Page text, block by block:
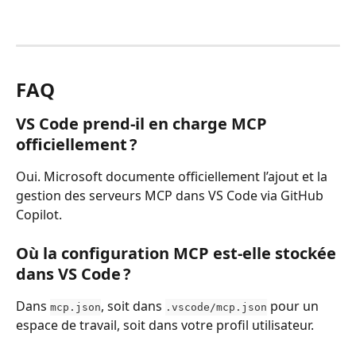
FAQ
VS Code prend-il en charge MCP
officiellement ?
Oui. Microsoft documente officiellement l’ajout et la
gestion des serveurs MCP dans VS Code via GitHub
Copilot.
Où la configuration MCP est-elle stockée
dans VS Code ?
Dans mcp.json, soit dans .vscode/mcp.json pour un
espace de travail, soit dans votre profil utilisateur.